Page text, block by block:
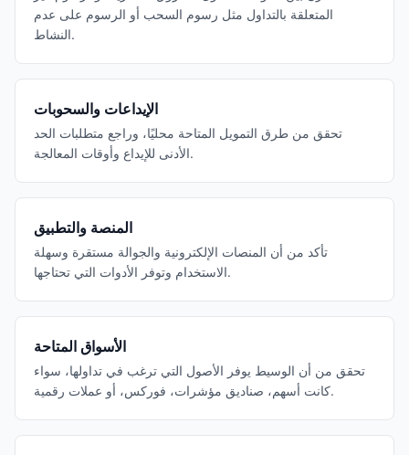
المتعلقة بالتداول مثل رسوم السحب أو الرسوم على عدم
النشاط.
الإيداعات والسحوبات
تحقق من طرق التمويل المتاحة محليًا، وراجع متطلبات الحد
الأدنى للإيداع وأوقات المعالجة.
المنصة والتطبيق
تأكد من أن المنصات الإلكترونية والجوالة مستقرة وسهلة
الاستخدام وتوفر الأدوات التي تحتاجها.
الأسواق المتاحة
تحقق من أن الوسيط يوفر الأصول التي ترغب في تداولها، سواء
كانت أسهم، صناديق مؤشرات، فوركس، أو عملات رقمية.